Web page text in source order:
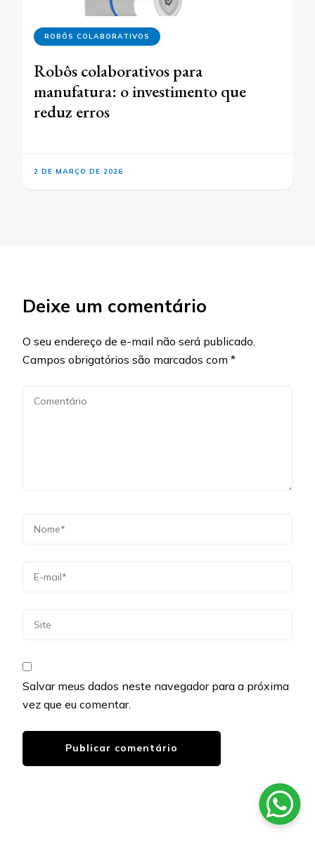
ROBÔS COLABORATIVOS
Robôs colaborativos para
manufatura: o investimento que
reduz erros
2 DE MARÇO DE 2026
Deixe um comentário
O seu endereço de e-mail não será publicado.
Campos obrigatórios são marcados com *
Salvar meus dados neste navegador para a próxima
vez que eu comentar.